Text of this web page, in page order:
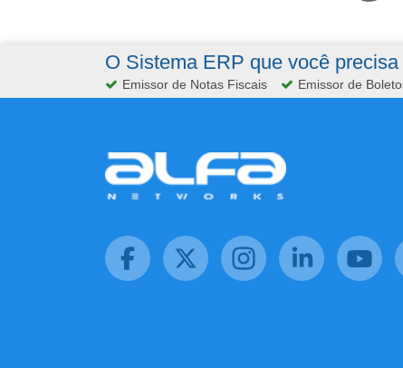
O Sistema ERP que você
Emissor de Notas Fiscais Emissor de